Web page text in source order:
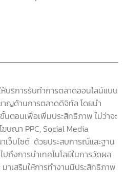
บริการรับทำการตลาดออนไลน์แบบ
ญด้านการตลาดดิจิทัล โดยนำ
ขั้นตอนเพื่อเพิ่มประสิทธิภาพ ไม่ว่าจะ
โฆษณา PPC, Social Media
ว็บไซต์ ด้วยประสบการณ์และฐาน
ปถึงการนำเทคโนโลยีในการวัดผล
มาเสริมให้การทำงานมีประสิทธิภาพ